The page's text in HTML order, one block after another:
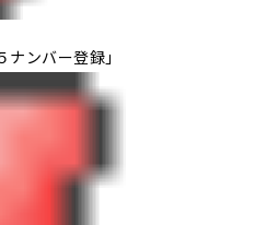
ンバー登録」